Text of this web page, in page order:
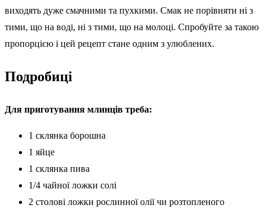
виходять дуже смачними та пухкими. Смак не порівняти ні з
тими, що на воді, ні з тими, що на молоці. Спробуйте за такою
пропорцією і цей рецепт стане одним з улюблених.
Подробиці
Для приготування млинців треба:
1 склянка борошна
1 яйце
1 склянка пива
1/4 чайної ложки солі
2 столові ложки рослинної олії чи розтопленого